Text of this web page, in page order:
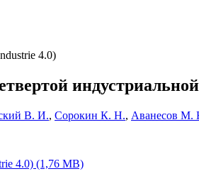
4.0)
В. И., Сорокин К. Н., Аванесов М.
4.0) (1,76 MB)